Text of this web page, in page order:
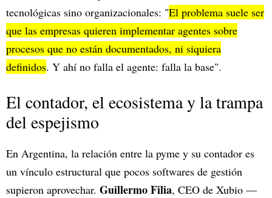
tecnológicas sino organizacionales: "El problema suele ser
que las empresas quieren implementar agentes sobre
procesos que no están documentados, ni siquiera
definidos. Y ahí no falla el agente: falla la base".
El contador, el ecosistema y la trampa
del espejismo
En Argentina, la relación entre la pyme y su contador es
un vínculo estructural que pocos softwares de gestión
supieron aprovechar. Guillermo Filia, CEO de Xubio —